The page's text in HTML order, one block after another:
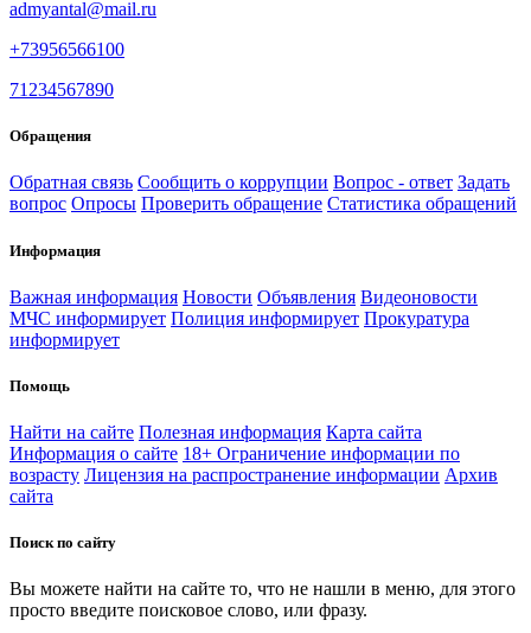
admyantal@mail.ru
+73956566100
71234567890
Обращения
Обратная связь Сообщить о коррупции Вопрос - ответ Задать
вопрос Опросы Проверить обращение Статистика обращений
Информация
Важная информация Новости Объявления Видеоновости
МЧС информирует Полиция информирует Прокуратура
информирует
Помощь
Найти на сайте Полезная информация Карта сайта
Информация о сайте 18+ Ограничение информации по
возрасту Лицензия на распространение информации Архив
сайта
Поиск по сайту
Вы можете найти на сайте то, что не нашли в меню, для этого
просто введите поисковое слово, или фразу.